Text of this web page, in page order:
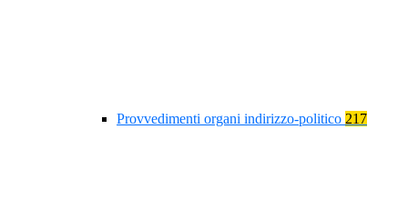
Provvedimenti organi indirizzo-politico 217